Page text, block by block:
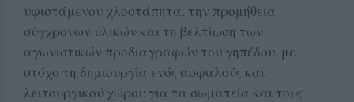
υφιστάμενου χλοοτάπητα, την προμήθεια
σύγχρονων υλικών και τη βελτίωση των
αγωνιστικών προδιαγραφών του γηπέδου, με
στόχο τη δημιουργία ενός ασφαλούς και
λειτουργικού χώρου για τα σωματεία και τους